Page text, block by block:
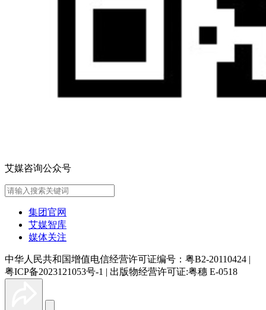
艾媒咨询公众号
集团官网
艾媒智库
媒体关注
中华人民共和国增值电信经营许可证编号：粤B2-20110424 |
粤ICP备2023121053号-1 | 出版物经营许可证:粤穗 E-0518